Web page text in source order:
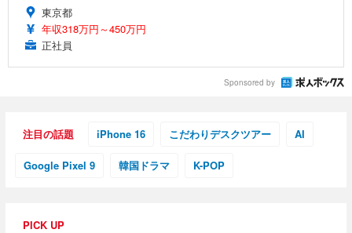
東京都
年収318万円～450万円
正社員
Sponsored by
注目の話題 iPhone 16 こだわりデスクツアー AI
Google Pixel 9 韓国ドラマ K-POP
PICK UP